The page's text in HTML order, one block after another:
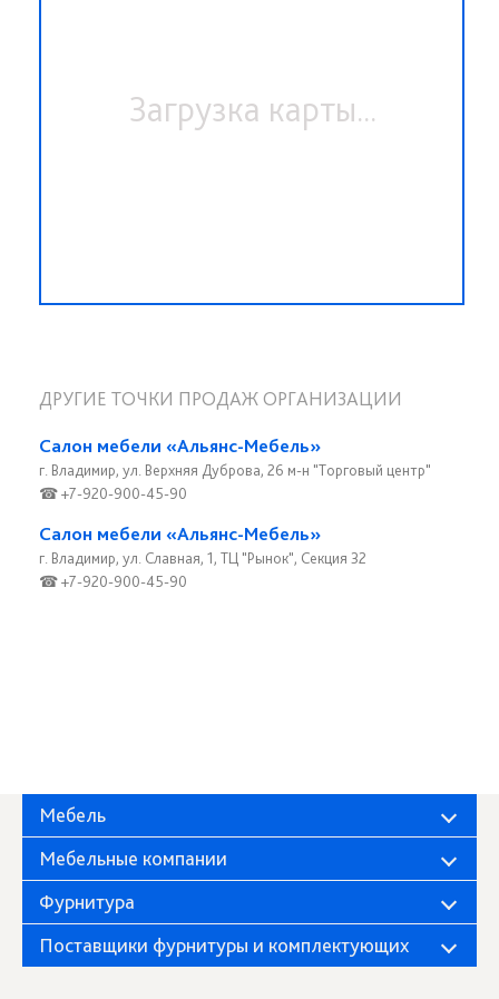
Загрузка карты...
ДРУГИЕ ТОЧКИ ПРОДАЖ ОРГАНИЗАЦИИ
Салон мебели «Альянс-Мебель»
г. Владимир, ул. Верхняя Дуброва, 26 м-н "Торговый центр"
☎ +7-920-900-45-90
Салон мебели «Альянс-Мебель»
г. Владимир, ул. Славная, 1, ТЦ "Рынок", Секция 32
☎ +7-920-900-45-90
Мебель
Мебельные компании
Фурнитура
Поставщики фурнитуры и комплектующих